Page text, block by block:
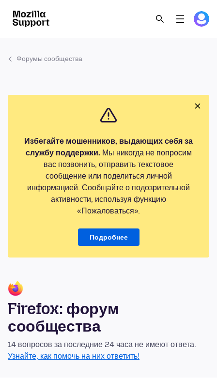
Форумы сообщества
Избегайте мошенников, выдающих себя за
службу поддержки.Мы никогда не попросим
вас позвонить, отправить текстовое
сообщение или поделиться личной
информацией. Сообщайте о подозрительной
активности, используя функцию
«Пожаловаться».
Подробнее
Firefox: форум
сообщества
14 вопросов за последние 24 часа не имеют ответа.
Узнайте, как помочь на них ответить!